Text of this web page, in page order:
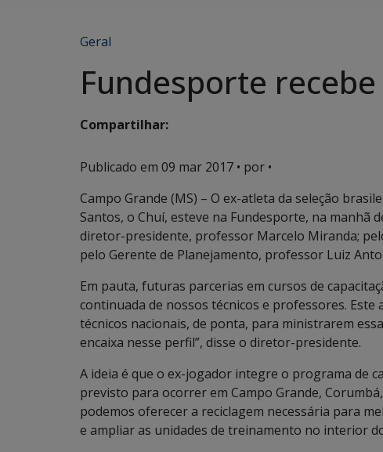
Geral
Fundesporte
Compartilhar:
Publicado em 09 mar 2017 • por •
Campo Grande (MS) – O ex-atleta da seleção
Santos, o Chuí, esteve na Fundesporte, na manhã
diretor-presidente, professor Marcelo Miranda;
pelo Gerente de Planejamento, professor Luiz
Em pauta, futuras parcerias em cursos de
continuada de nossos técnicos e professores.
técnicos nacionais, de ponta, para ministrarem
encaixa nesse perfil”, disse o diretor-presidente.
A ideia é que o ex-jogador integre o programa de
previsto para ocorrer em Campo Grande,
podemos oferecer a reciclagem necessária para
e ampliar as unidades de treinamento no interior